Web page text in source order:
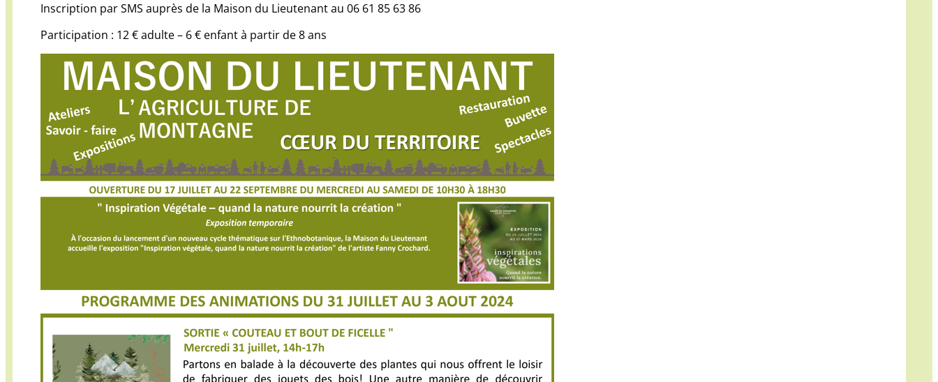
Inscription par SMS auprès de la Maison du Lieutenant au 06 61 85 63 86
Participation : 12 € adulte – 6 € enfant à partir de 8 ans